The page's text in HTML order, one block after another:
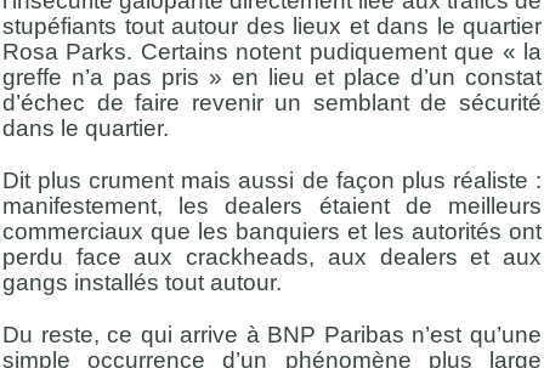
stupéfiants tout autour des lieux et dans le quartier
Rosa Parks. Certains notent pudiquement que « la
greffe n’a pas pris » en lieu et place d’un constat
d’échec de faire revenir un semblant de sécurité
dans le quartier.
Dit plus crument mais aussi de façon plus réaliste :
manifestement, les dealers étaient de meilleurs
commerciaux que les banquiers et les autorités ont
perdu face aux crackheads, aux dealers et aux
gangs installés tout autour.
Du reste, ce qui arrive à BNP Paribas n’est qu’une
simple occurrence d’un phénomène plus large